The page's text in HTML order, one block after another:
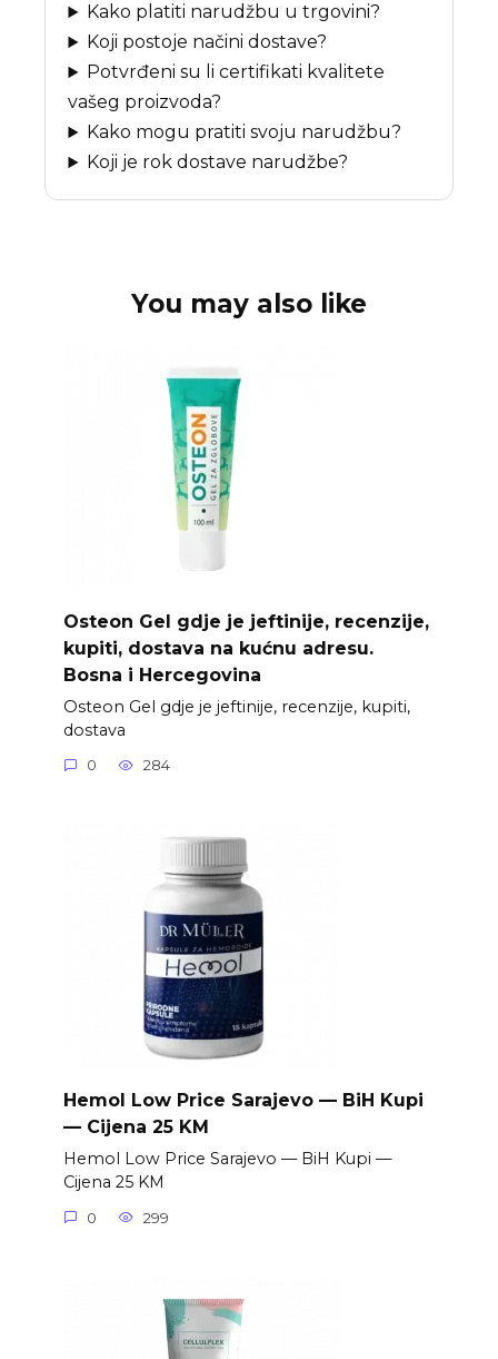
Kako platiti narudžbu u trgovini?
Koji postoje načini dostave?
Potvrđeni su li certifikati kvalitete
vašeg proizvoda?
Kako mogu pratiti svoju narudžbu?
Koji je rok dostave narudžbe?
You may also like
Osteon Gel gdje je jeftinije, recenzije,
kupiti, dostava na kućnu adresu.
Bosna i Hercegovina
Osteon Gel gdje je jeftinije, recenzije, kupiti,
dostava
0 284
Hemol Low Price Sarajevo — BiH Kupi
— Cijena 25 KM
Hemol Low Price Sarajevo — BiH Kupi —
Cijena 25 KM
0 299